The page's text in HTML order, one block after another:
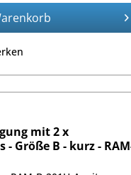
mit 2 x
Größe B - kurz -